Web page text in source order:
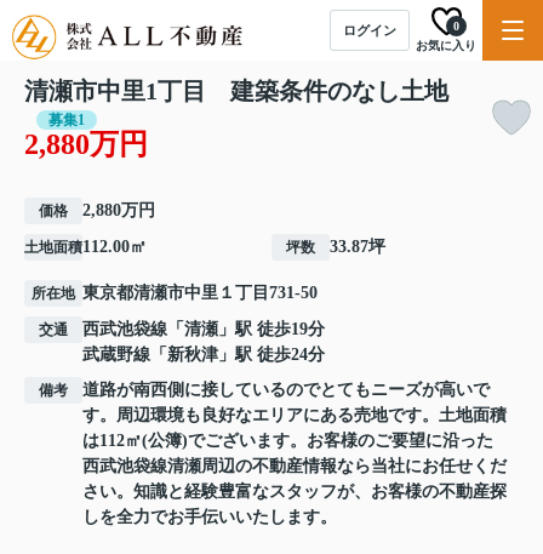
ログイン
お気に入り
0
清瀬市中里1丁目 建築条件のなし土地
募集1
2,880万円
価格 2,880万円
土地面積112.00㎡ 坪数 33.87坪
所在地 東京都清瀬市中里 １丁目731-50
交通 西武池袋線 「 清瀬 」駅 徒歩19分
武蔵野線 「 新秋津 」駅 徒歩24分
備考
道路が南西側に接しているのでとてもニーズが高いで
す。周辺環境も良好なエリアにある売地です。土地面積
は112㎡(公簿)でございます。お客様のご要望に沿った
西武池袋線清瀬周辺の不動産情報なら当社にお任せくだ
さい。知識と経験豊富なスタッフが、お客様の不動産探
しを全力でお手伝いいたします。